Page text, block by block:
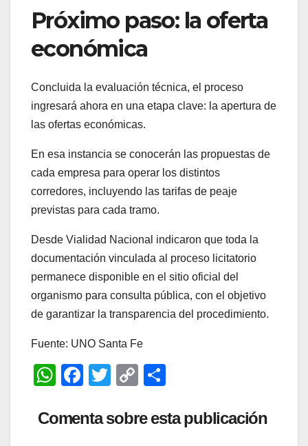
Próximo paso: la oferta
económica
Concluida la evaluación técnica, el proceso
ingresará ahora en una etapa clave: la apertura de
las ofertas económicas.
En esa instancia se conocerán las propuestas de
cada empresa para operar los distintos
corredores, incluyendo las tarifas de peaje
previstas para cada tramo.
Desde Vialidad Nacional indicaron que toda la
documentación vinculada al proceso licitatorio
permanece disponible en el sitio oficial del
organismo para consulta pública, con el objetivo
de garantizar la transparencia del procedimiento.
Fuente: UNO Santa Fe
W
at
F
c
T
tt
C
p
m
Comenta sobre esta publicación